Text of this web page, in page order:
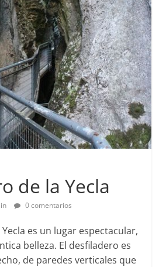
de la Yecla
0 comentarios
es un lugar espectacular,
belleza. El desfiladero es
de paredes verticales que